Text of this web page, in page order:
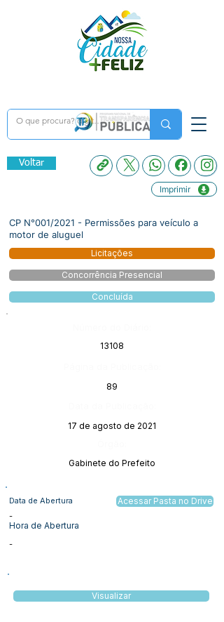
Voltar
Imprimir
CP N°001/2021 - Permissões para veículo a
motor de aluguel
Licitações
Concorrência Presencial
Concluída
13108
89
17 de agosto de 2021
Gabinete do Prefeito
Data de Abertura
-
Hora de Abertura
-
Acessar Pasta no Drive
Visualizar